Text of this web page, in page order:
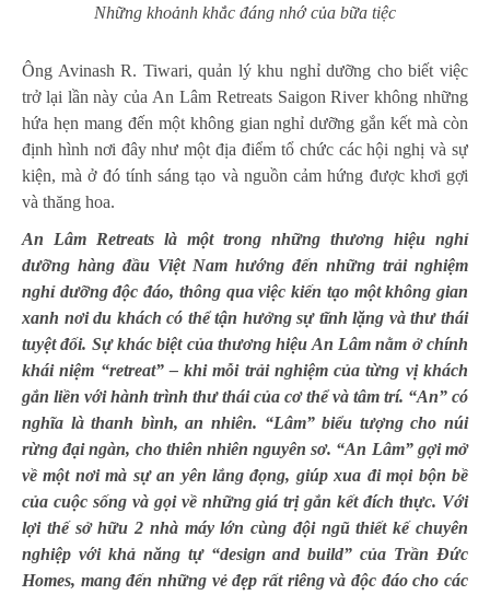
Những khoảnh khắc đáng nhớ của bữa tiệc
Ông Avinash R. Tiwari, quản lý khu nghỉ dưỡng cho biết việc
trở lại lần này của An Lâm Retreats Saigon River không những
hứa hẹn mang đến một không gian nghỉ dưỡng gắn kết mà còn
định hình nơi đây như một địa điểm tổ chức các hội nghị và sự
kiện, mà ở đó tính sáng tạo và nguồn cảm hứng được khơi gợi
và thăng hoa.
An Lâm Retreats là một trong những thương hiệu nghỉ
dưỡng hàng đầu Việt Nam hướng đến những trải nghiệm
nghỉ dưỡng độc đáo, thông qua việc kiến tạo một không gian
xanh nơi du khách có thể tận hưởng sự tĩnh lặng và thư thái
tuyệt đối. Sự khác biệt của thương hiệu An Lâm nằm ở chính
khái niệm “retreat” – khi mỗi trải nghiệm của từng vị khách
gắn liền với hành trình thư thái của cơ thể và tâm trí. “An” có
nghĩa là thanh bình, an nhiên. “Lâm” biểu tượng cho núi
rừng đại ngàn, cho thiên nhiên nguyên sơ. “An Lâm” gợi mở
về một nơi mà sự an yên lắng đọng, giúp xua đi mọi bộn bề
của cuộc sống và gọi về những giá trị gắn kết đích thực. Với
lợi thế sở hữu 2 nhà máy lớn cùng đội ngũ thiết kế chuyên
nghiệp với khả năng tự “design and build” của Trần Đức
Homes, mang đến những vẻ đẹp rất riêng và độc đáo cho các